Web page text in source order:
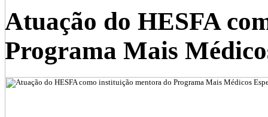
Atuação do HESFA
Programa Mais